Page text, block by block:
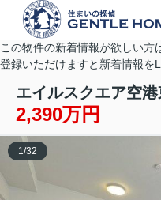
この物件の新着情報が欲しい
登録いただけますと新着情報を
エイルスクエア空港
2,390万円
1/32